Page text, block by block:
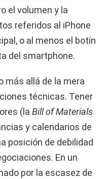
el volumen y la
referidos al iPhone
o al menos el botín
del smartphone.
más allá de la mera
técnicas. Tener
(la Bill of Materials
y calendarios de
posición de debilidad
En un
por la escasez de